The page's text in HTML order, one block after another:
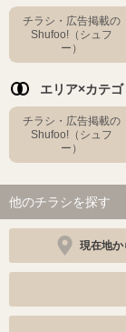
チラシ・広告掲載の
Shufoo!（シュフ
ー）
エリア×カテ
チラシ・広告掲載の
Shufoo!（シュフ
ー）
他のチラシを探す
現在地か